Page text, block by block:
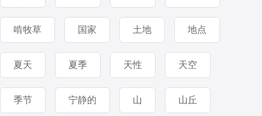
啃牧草 国家 土地 地点
夏天 夏季 天性 天空
季节 宁静的 山 山丘